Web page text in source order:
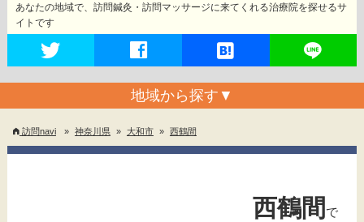
あなたの地域で、訪問鍼灸・訪問マッサージに来てくれる治療院を探せるサ
イトです
地域から探す ▼
訪問navi » 神奈川県 » 大和市 » 西鶴間
西鶴間 で